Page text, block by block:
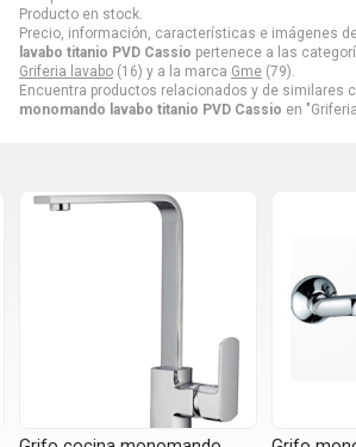
Producto en stock.
Precio, información, características e imágenes
lavabo titanio PVD Cassio pertenece a las
Griferia lavabo (16) y a la marca Gme (79).
Encuentra productos relacionados y de similares
monomando lavabo titanio PVD Cassio en